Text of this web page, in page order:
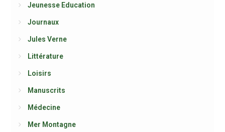
Jeunesse Education
Journaux
Jules Verne
Littérature
Loisirs
Manuscrits
Médecine
Mer Montagne